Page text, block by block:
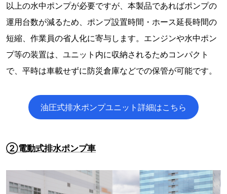
以上の水中ポンプが必要ですが、本製品であればポンプの
運用台数が減るため、ポンプ設置時間・ホース延長時間の
短縮、作業員の省人化に寄与します。エンジンや水中ポン
プ等の装置は、ユニット内に収納されるためコンパクト
で、平時は車載せずに防災倉庫などでの保管が可能です。
油圧式排水ポンプユニット詳細はこちら
②電動式排水ポンプ車